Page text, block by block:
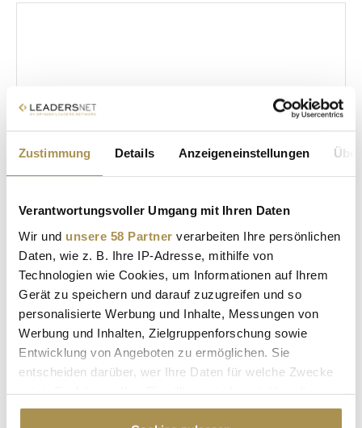
Zustimmung Details Anzeigeneinstellungen
Verantwortungsvoller Umgang mit Ihren Daten
Wir und unsere 58 Partner verarbeiten Ihre persönlichen
Daten, wie z. B. Ihre IP-Adresse, mithilfe von
Technologien wie Cookies, um Informationen auf Ihrem
Gerät zu speichern und darauf zuzugreifen und so
personalisierte Werbung und Inhalte, Messungen von
Werbung und Inhalten, Zielgruppenforschung sowie
Entwicklung von Angeboten zu ermöglichen. Sie
entscheiden darüber, wer Ihre Daten für welche Zwecke
Cookie-Erklärung oder durch Klicken auf das Privacy
Sicherheitscode bestätigen:*
ABSENDEN
* Pflichtfelder.
LEADERSNET.TV